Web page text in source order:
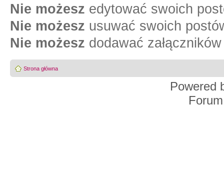
Nie możesz edytować swoich
Nie możesz usuwać swoich
Nie możesz dodawać
Strona główna
Powered